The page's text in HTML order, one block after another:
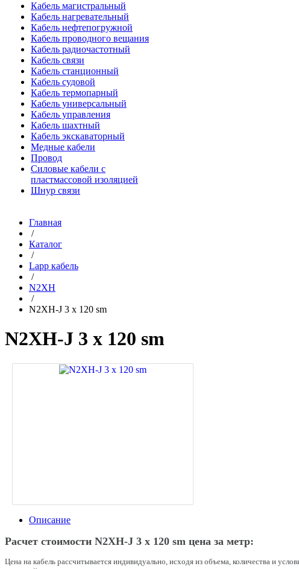
Кабель магистральный
Кабель нагревательный
Кабель нефтепогружной
Кабель проводного вещания
Кабель радиочастотный
Кабель связи
Кабель станционный
Кабель судовой
Кабель термопарный
Кабель универсальный
Кабель управления
Кабель шахтный
Кабель экскаваторный
Медные кабели
Провод
Силовые кабели с
пластмассовой изоляцией
Шнур связи
Главная
/
Каталог
/
Lapp кабель
/
N2XH
/
N2XH-J 3 x 120 sm
N2XH-J 3 x 120 sm
Описание
Расчет стоимости N2XH-J 3 x 120 sm цена за метр:
Цена на кабель рассчитывается индивидуально, исходя из объема, количества и